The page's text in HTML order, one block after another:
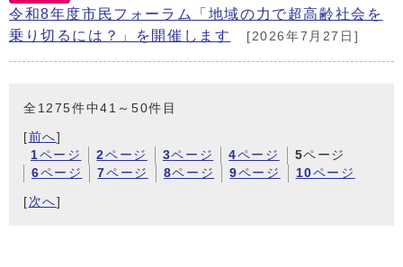
令和8年度市民フォーラム「地域の力で超高齢社会を
乗り切るには？」を開催します
[2026年7月27日]
全1275件中41～50件目
[前へ]
1ページ 2ページ 3ページ 4ページ 5ページ
6ページ 7ページ 8ページ 9ページ 10ページ
[ 次へ]